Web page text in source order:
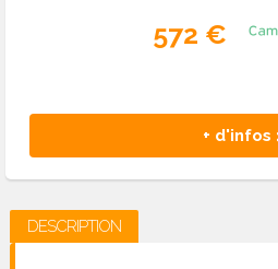
572 €
+ d'infos
DESCRIPTION